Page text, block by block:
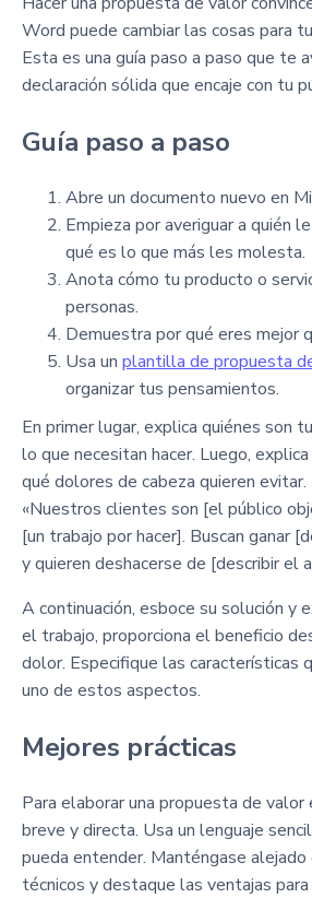
Word puede cambiar las cosas para
Esta es una guía paso a paso que te
declaración sólida que encaje con tu
Guía paso a paso
Abre un documento nuevo en
Empieza por averiguar a quién
qué es lo que más les molesta.
Anota cómo tu producto o
personas.
Demuestra por qué eres mejor
Usa un plantilla de propuesta
organizar tus pensamientos.
En primer lugar, explica quiénes son
lo que necesitan hacer. Luego,
qué dolores de cabeza quieren
«Nuestros clientes son [el público
[un trabajo por hacer]. Buscan ganar
y quieren deshacerse de [describir el
A continuación, esboce su solución y
el trabajo, proporciona el beneficio
dolor. Especifique las características
uno de estos aspectos.
Mejores prácticas
Para elaborar una propuesta de valor
breve y directa. Usa un lenguaje
pueda entender. Manténgase
técnicos y destaque las ventajas